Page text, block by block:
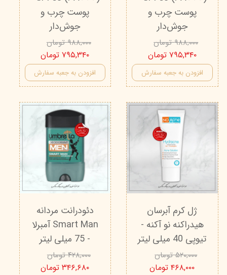
پوست چرب و
جوش‌دار
۹۸۸,۰۰۰ تومان
۷۹۵,۳۴۰ تومان
افزودن به جعبه سفارش
پوست چرب و
جوش‌دار
۹۸۸,۰۰۰ تومان
۷۹۵,۳۴۰ تومان
افزودن به جعبه سفارش
ژل کرم آبرسان
هیدراکنه نو آکنه -
تیوپی 40 میلی لیتر
۵۲۰,۰۰۰ تومان
۴۶۸,۰۰۰ تومان
دئودرانت مردانه
Smart Man آمبرلا
- 75 میلی لیتر
۴۲۸,۰۰۰ تومان
۳۴۶,۶۸۰ تومان